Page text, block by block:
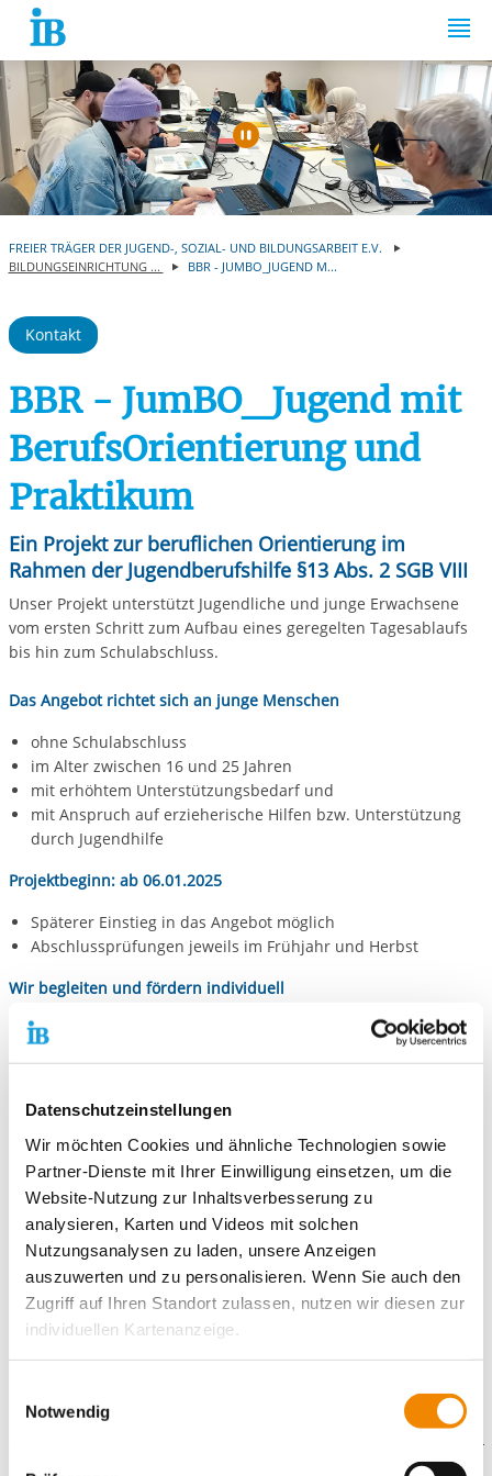
Datenschutzeinstellungen
Wir möchten Cookies und ähnliche Technologien sowie
Partner-Dienste mit Ihrer Einwilligung einsetzen, um die
Website-Nutzung zur Inhaltsverbesserung zu
analysieren, Karten und Videos mit solchen
Nutzungsanalysen zu laden, unsere Anzeigen
auszuwerten und zu personalisieren. Wenn Sie auch den
Zugriff auf Ihren Standort zulassen, nutzen wir diesen zur
individuellen Kartenanzeige.
unsere Partner Daten wie Ihre IP-Adresse und
verarbeiten diese zusammen mit Daten von anderen
Websites. Die Partner erkennen mitunter auch, wenn Sie
Notwendig
Springe zum Inhalt
Automatische
FREIER TRÄGER DER JUGEND-, SOZIAL- UND BILDUNGSARBEIT E.V.
BILDUNGSEINRICHTUNG ...
BBR - JUMBO_JUGEND M...
Kontakt
BBR - JumBO_Jugend mit
BerufsOrientierung und
Praktikum
Ein Projekt zur beruflichen Orientierung im
Rahmen der Jugendberufshilfe §13 Abs. 2 SGB VIII
Unser Projekt unterstützt Jugendliche und junge Erwachsene
vom ersten Schritt zum Aufbau eines geregelten Tagesablaufs
bis hin zum Schulabschluss.
Das Angebot richtet sich an junge Menschen
ohne Schulabschluss
im Alter zwischen 16 und 25 Jahren
mit erhöhtem Unterstützungsbedarf und
mit Anspruch auf erzieherische Hilfen bzw. Unterstützung
durch Jugendhilfe
Projektbeginn: ab 06.01.2025
Späterer Einstieg in das Angebot möglich
Abschlussprüfungen jeweils im Frühjahr und Herbst
Wir begleiten und fördern individuell
beim Aufbau der Beschäftigungs- und Ausbildungsreife
Sozialkompetenzen
beim Entwickeln von beruflichen und persönlichen
Lebensperspektiven
Unsere Unterrichtsfächer der Grundbildung
Deutsch
Mathematik
Englisch
Biologie / Geografie
Wirtschaft–Arbeit–Technik
Medienkunde